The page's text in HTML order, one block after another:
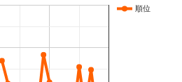
順位